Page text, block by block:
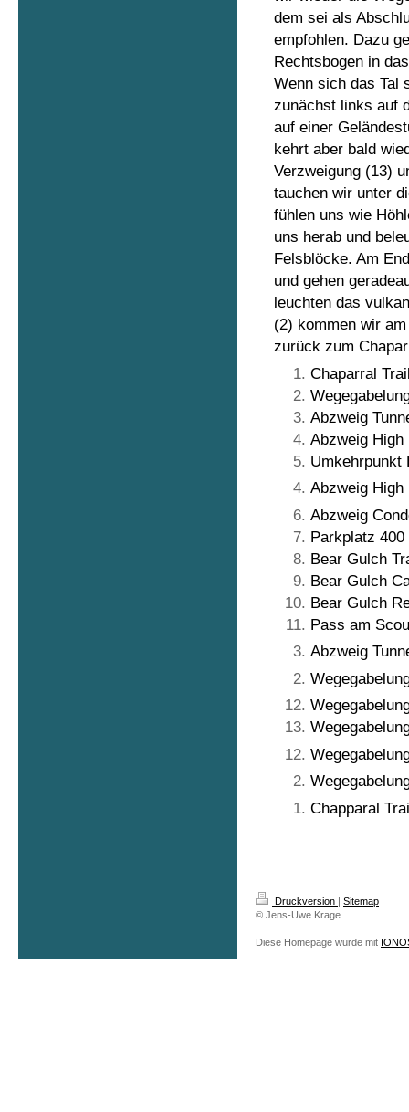
dem sei als
empfohlen. Dazu
Rechtsbogen in
Wenn sich das Tal
zunächst links auf
auf einer
kehrt aber bald
Verzweigung (13)
tauchen wir unter
fühlen uns wie
uns herab und
Felsblöcke. Am
und gehen
leuchten das
(2) kommen wir
zurück zum
Chaparral
Abzweig
Abzweig High
Umkehrpunkt
Abzweig High
Abzweig
Parkplatz
Bear Gulch
Bear Gulch
Bear Gulch
Pass am
Abzweig
Chapparal
Druckversion | Sitemap
© Jens-Uwe Krage
Diese Homepage wurde mit